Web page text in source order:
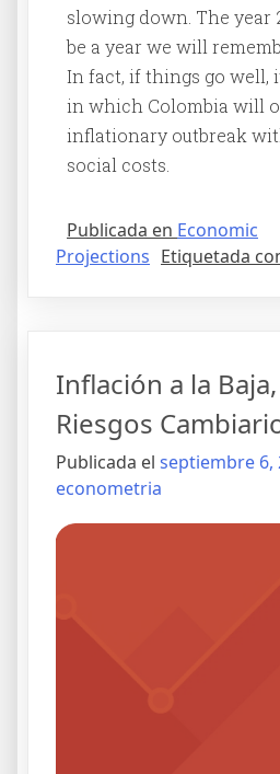
slowing down. The year
be a year we will
In fact, if things go well,
in which Colombia will
inflationary outbreak
social costs.
Publicada en Economic
Projections Etiquetada
Inflación a la
Riesgos
Publicada el septiembre 6,
econometria